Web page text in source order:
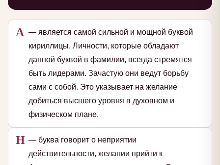
А — является самой сильной и мощной буквой
кириллицы. Личности, которые обладают
данной буквой в фамилии, всегда стремятся
быть лидерами. Зачастую они ведут борьбу
сами с собой. Это указывает на желание
добиться высшего уровня в духовном и
физическом плане.
Н — буква говорит о неприятии
действительности, желании прийти к